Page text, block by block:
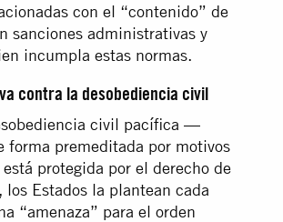
con el “contenido” de
sanciones administrativas y
incumpla estas normas.
contra la desobediencia civil
civil pacífica —
forma premeditada por motivos
protegida por el derecho de
Estados la plantean cada
“amenaza” para el orden